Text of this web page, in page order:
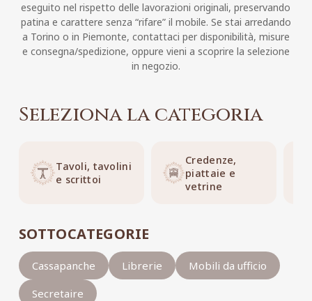
eseguito nel rispetto delle lavorazioni originali, preservando
patina e carattere senza “rifare” il mobile. Se stai arredando
a Torino o in Piemonte, contattaci per disponibilità, misure
e consegna/spedizione, oppure vieni a scoprire la selezione
in negozio.
Seleziona la categoria
Tavoli, tavolini
e scrittoi
Credenze,
piattaie e
vetrine
SOTTOCATEGORIE
Cassapanche Librerie
Mobili da ufficio
Secretaire